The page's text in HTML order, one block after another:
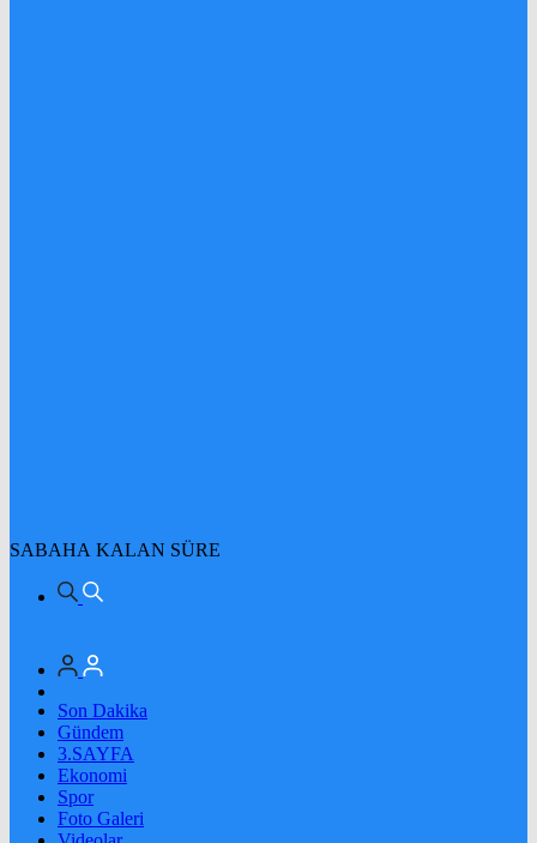
SABAHA KALAN SÜRE
Son Dakika
Gündem
3.SAYFA
Ekonomi
Spor
Foto Galeri